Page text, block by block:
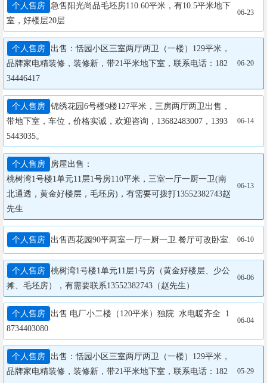
个人售房 急售阳光尚品毛坯房110.60平米，有10.5平米地下
室，好楼层20层
06-23
个人售房
出售：恬园小区三室两厅两卫（一楼）129平米，
品牌家电精装修，装修新，带21平米地下室，联系电话：182
34446417
06-20
个人售房 锦绣花园6号楼9楼127平米，三房两厅两卫出售，
带地下室，车位，价格实诚，欢迎咨询，13682483007，1393
5443035。
06-14
个人售房
房屋出售：
桃树湾1号楼1单元11层1号房110平米，三室一厅一厨一卫(南
北通透，黄金好楼层，毛坯房)，有需要可拨打13552382743赵
先生
06-13
个人售房 出售西花园90平两室一厅一厨一卫.餐厅可改卧室. 06-10
个人售房 桃树湾1号楼1单元11层1号房（黄金好楼层、少公
摊、毛坯房），有需要联系13552382743（赵先生）
06-06
个人售房
出售 电厂小二楼（120平米）独院  水电暖齐全  1
8734403080
06-04
个人售房
出售：恬园小区三室两厅两卫（一楼）129平米，
品牌家电精装修，装修新，带21平米地下室，联系电话：182
05-29